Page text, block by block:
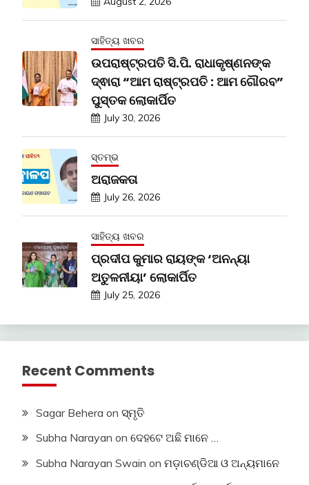
ସାହିତ୍ୟ ଖବର
ଉପରାଷ୍ଟ୍ରପତି ସି.ପି. ରାଧାକୃଷ୍ଣନଙ୍କ
ଦ୍ଵାରା “ଆମ ରାଷ୍ଟ୍ରପତି : ଆମ ଗୌରବ”
ପୁସ୍ତକ ଲୋକାର୍ପିତ
July 30, 2026
ସ୍ତମ୍ଭ
ଅରାଜକତା
July 26, 2026
ସାହିତ୍ୟ ଖବର
ପ୍ରଦୀପ କୁମାର ରାୟଙ୍କ ‘ଅନନ୍ୟା
ଅତୁଳନୀୟା’ ଲୋକାର୍ପିତ
July 25, 2026
Recent Comments
Sagar Behera on ସ୍ମୃତି
Subha Narayan on ଦେହଟେ ଅଛି ମାନେ …
Subha Narayan Swain on ମଡ଼ାଚଣ୍ଡିଆ ଓ ଅନ୍ୟମାନେ